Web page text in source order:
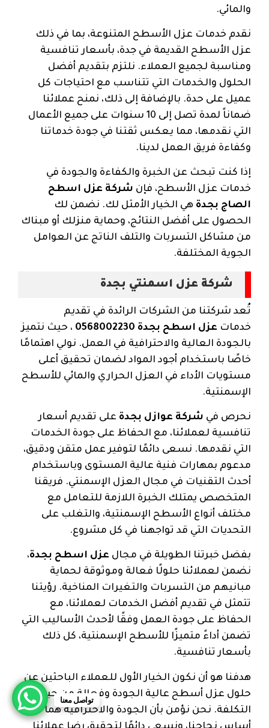
والمائي.
نقدم خدمات عزل الأسطح المتنوعة، بما في ذلك
عزل الأسطح القديمة في جدة، بأسعار تنافسية
ومناسبة لجميع العملاء. نلتزم بتقديم أفضل
الحلول والخدمات التي تتناسب مع احتياجات كل
عميل على حدة. بالإضافة إلى ذلك، نمنح عملائنا
ضماناً لمدة تصل إلى 10 سنوات على جميع الأعمال
التي نقدمها، مما يعكس ثقتنا في جودة خدماتنا
وكفاءة فريق العمل لدينا.
إذا كنت تبحث عن الخبرة والكفاءة والجودة في
خدمات عزل الأسطح، فإن شركة عزل اسطح
الصاج بجدة هي الخيار الأمثل لك. نضمن لك
الحصول على أفضل النتائج، وحماية منزلك أو مبناك
من مشاكل التسربات والتلف الناتج عن العوامل
الجوية المختلفة.
شركة عزل اسمنتي بجدة
تُعد شركتنا من الشركات الرائدة في تقديم
خدمات عزل اسطح بجدة 0568002230
، حيث نتميز
بالجودة العالية والاحترافية في العمل. نولي اهتمامًا
خاصًا باستخدام أجود المواد لضمان تحقيق أعلى
مستويات الأداء في العزل الحراري والمائي للأسطح
الإسمنتية.
نحرص في شركة عوازل بجدة على تقديم أسعار
تنافسية لعملائنا، مع الحفاظ على جودة الخدمات
التي نقدمها. نسعى دائمًا لتوفير عمل متقن ودقيق،
مدعوم بمهارات فنية عالية المستوى وباستخدام
أحدث التقنيات في مجال العزل الإسمنتي. فريقنا
المتخصص يمتلك الخبرة اللازمة للتعامل مع
مختلف أنواع الأسطح الإسمنتية، والتغلب على
التحديات التي قد تواجهنا في كل مشروع.
بفضل خبرتنا الطويلة في مجال عزل اسطح بجدة،
نضمن لعملائنا حلولًا فعالة وموثوقة لحماية
مبانيهم من التسربات والتغيرات المناخية. رؤيتنا
تتمثل في تقديم أفضل الخدمات لعملائنا، مع
الحفاظ على جودة العمل وفقًا لأحدث الأساليب التي
تضمن أداءً متميزًا للأسطح الإسمنتية، كل ذلك
بأسعار تنافسية.
هدفنا هو أن نكون الخيار الأول للعملاء الباحثين عن
حلول عزل أسطح عالية الجودة وفعالة من حيث
التكلفة. نحن نؤمن بأن الجودة والاحترافية هما
تواصل معنا